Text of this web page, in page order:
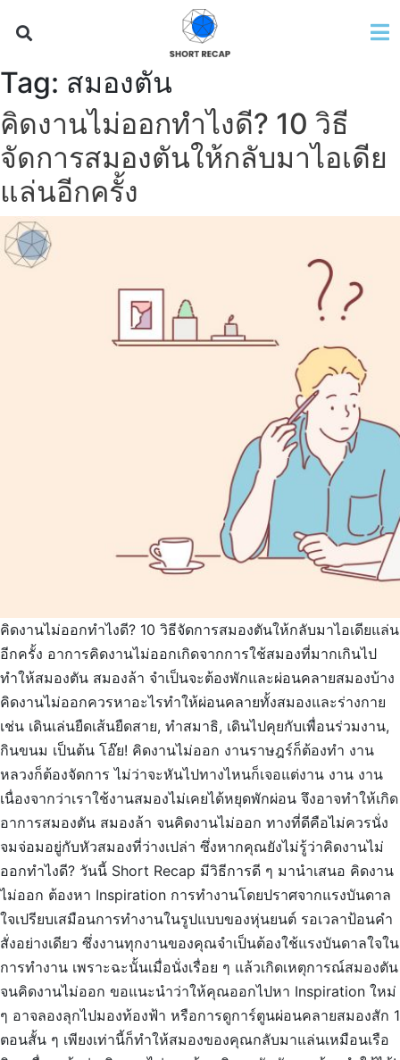
Tag: สมองตัน
คิดงานไม่ออกทำไงดี? 10 วิธี
จัดการสมองตันให้กลับมาไอเดีย
แล่นอีกครั้ง
คิดงานไม่ออกทำไงดี? 10 วิธีจัดการสมองตันให้กลับมาไอเดียแล่น
อีกครั้ง อาการคิดงานไม่ออกเกิดจากการใช้สมองที่มากเกินไป
ทำให้สมองตัน สมองล้า จำเป็นจะต้องพักและผ่อนคลายสมองบ้าง
คิดงานไม่ออกควรหาอะไรทำให้ผ่อนคลายทั้งสมองและร่างกาย
เช่น เดินเล่นยืดเส้นยืดสาย, ทำสมาธิ, เดินไปคุยกับเพื่อนร่วมงาน,
กินขนม เป็นต้น โอ๊ย! คิดงานไม่ออก งานราษฎร์ก็ต้องทำ งาน
หลวงก็ต้องจัดการ ไม่ว่าจะหันไปทางไหนก็เจอแต่งาน งาน งาน
เนื่องจากว่าเราใช้งานสมองไม่เคยได้หยุดพักผ่อน จึงอาจทำให้เกิด
อาการสมองตัน สมองล้า จนคิดงานไม่ออก ทางที่ดีคือไม่ควรนั่ง
จมจ่อมอยู่กับหัวสมองที่ว่างเปล่า ซึ่งหากคุณยังไม่รู้ว่าคิดงานไม่
ออกทำไงดี? วันนี้ Short Recap มีวิธีการดี ๆ มานำเสนอ คิดงาน
ไม่ออก ต้องหา Inspiration การทำงานโดยปราศจากแรงบันดาล
ใจเปรียบเสมือนการทำงานในรูปแบบของหุ่นยนต์ รอเวลาป้อนคำ
สั่งอย่างเดียว ซึ่งงานทุกงานของคุณจำเป็นต้องใช้แรงบันดาลใจใน
การทำงาน เพราะฉะนั้นเมื่อนั่งเรื่อย ๆ แล้วเกิดเหตุการณ์สมองตัน
จนคิดงานไม่ออก ขอแนะนำว่าให้คุณออกไปหา Inspiration ใหม่
ๆ อาจลองลุกไปมองท้องฟ้า หรือการดูการ์ตูนผ่อนคลายสมองสัก 1
ตอนสั้น ๆ เพียงเท่านี้ก็ทำให้สมองของคุณกลับมาแล่นเหมือนเรือ